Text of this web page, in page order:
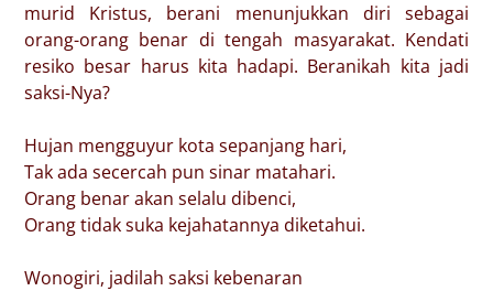
murid Kristus, berani menunjukkan diri sebagai
orang-orang benar di tengah masyarakat. Kendati
resiko besar harus kita hadapi. Beranikah kita jadi
saksi-Nya?
Hujan mengguyur kota sepanjang hari,
Tak ada secercah pun sinar matahari.
Orang benar akan selalu dibenci,
Orang tidak suka kejahatannya diketahui.
Wonogiri, jadilah saksi kebenaran